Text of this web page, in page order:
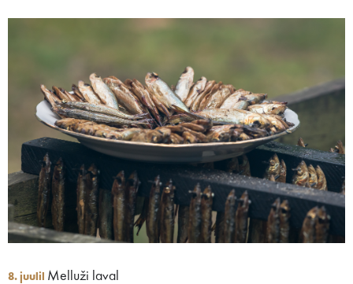
8. juulil Melluži laval